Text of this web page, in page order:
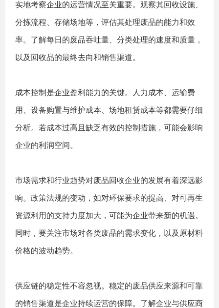
实地考察企业的运营情况至关重要。观察其回收设施、
分拣流程、存储场地等，评估其处理废品的能力和效
率。了解每日的废品吞吐量、分类处理的速度和质量，
以及回收品的最终去向和销售渠道。
成本控制是企业盈利能力的关键。人力成本、运输费
用、设备购置与维护成本、场地租赁成本等都需要仔细
分析。若成本过高且缺乏有效的控制措施，可能会影响
企业的利润空间。
市场需求和行业趋势对废品回收企业的发展有着深远影
响。政策法规的变动，如对环保要求的提高、对可再生
资源利用的支持力度加大，可能为企业带来新的机遇。
同时，要关注市场对各类废品的需求变化，以及原材料
价格的波动趋势。
供应链的稳定性不容忽视。稳定的废品供应来源和可靠
的销售渠道是企业持续运营的保障。了解企业与供应商